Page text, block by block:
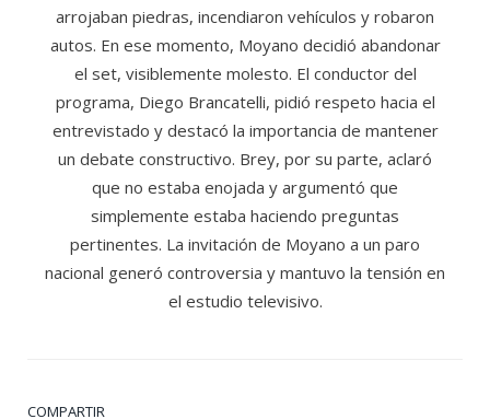
arrojaban piedras, incendiaron vehículos y robaron
autos. En ese momento, Moyano decidió abandonar
el set, visiblemente molesto. El conductor del
programa, Diego Brancatelli, pidió respeto hacia el
entrevistado y destacó la importancia de mantener
un debate constructivo. Brey, por su parte, aclaró
que no estaba enojada y argumentó que
simplemente estaba haciendo preguntas
pertinentes. La invitación de Moyano a un paro
nacional generó controversia y mantuvo la tensión en
el estudio televisivo.
COMPARTIR